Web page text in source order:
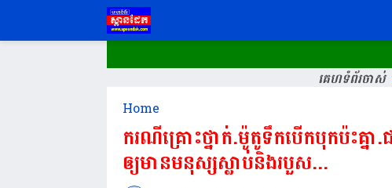
គេហទំព័រចាស់
Home
ករណីគ្រោះថ្នាក់.ម៉ូតូទឹកបើកបុកប៉ះគ្
ឲ្យមានមនុស្សស្លាប់និងរបួស...